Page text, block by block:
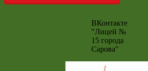
ВКонтакте
"Лицей №
15 города
Сарова"